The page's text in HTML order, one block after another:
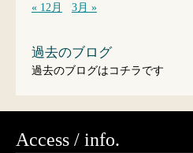
« 12月 3月 »
過去のブログ
過去のブログはコチラです
Access / info.